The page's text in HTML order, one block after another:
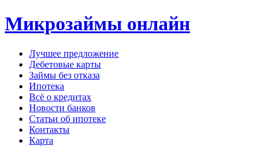
Перейти
к
Микрозаймы онлайн
Лучшее предложение
Дебетовые карты
Займы без отказа
Ипотека
Всё о кредитах
Новости банков
Статьи об ипотеке
Контакты
Карта